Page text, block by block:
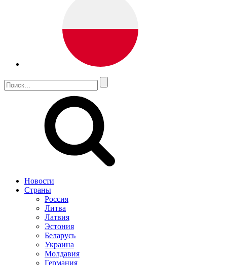
Новости
Страны
Россия
Литва
Латвия
Эстония
Беларусь
Украина
Молдавия
Германия